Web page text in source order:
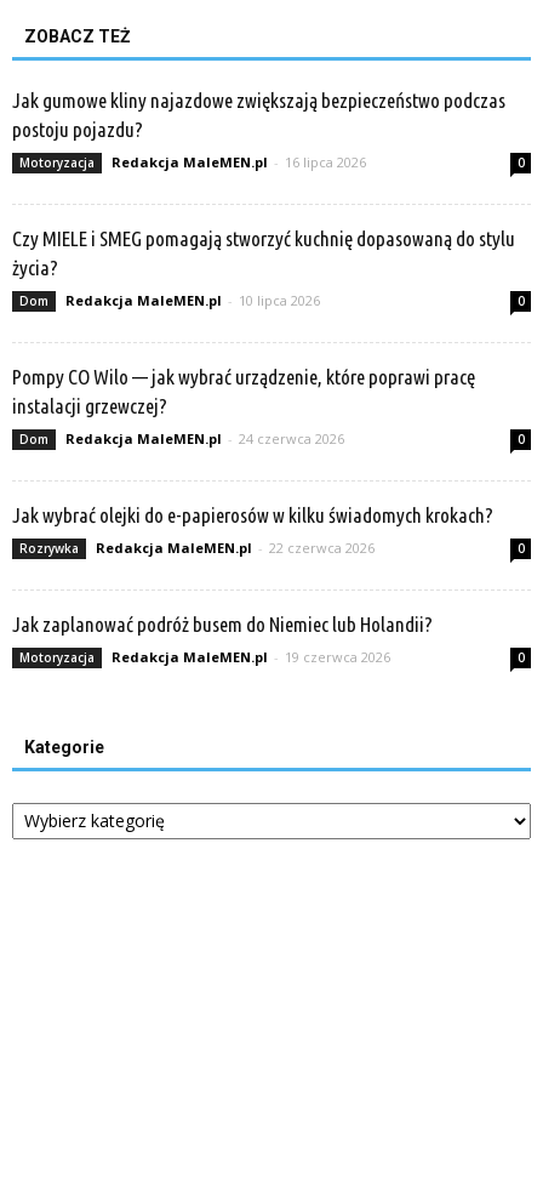
ZOBACZ TEŻ
Jak gumowe kliny najazdowe zwiększają bezpieczeństwo podczas
postoju pojazdu?
Motoryzacja Redakcja MaleMEN.pl - 16 lipca 2026 0
Czy MIELE i SMEG pomagają stworzyć kuchnię dopasowaną do stylu
życia?
Dom Redakcja MaleMEN.pl - 10 lipca 2026 0
Pompy CO Wilo — jak wybrać urządzenie, które poprawi pracę
instalacji grzewczej?
Dom Redakcja MaleMEN.pl - 24 czerwca 2026 0
Jak wybrać olejki do e-papierosów w kilku świadomych krokach?
Rozrywka Redakcja MaleMEN.pl - 22 czerwca 2026 0
Jak zaplanować podróż busem do Niemiec lub Holandii?
Motoryzacja Redakcja MaleMEN.pl - 19 czerwca 2026 0
Kategorie
Kategorie